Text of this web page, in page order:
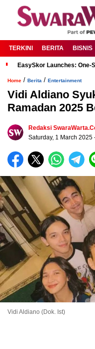
TERKINI BERITA BISNIS
EasySkor Launches:
Home / Berita / Entertainment
Vidi Aldiano
Ramadan 2025
Redaksi
Saturday, 1 March 2025
Vidi Aldiano (Dok. Ist)